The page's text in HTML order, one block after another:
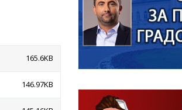
ФИНАНСИЈСКЕ НАГРАДЕ
165.6KB
146.97KB